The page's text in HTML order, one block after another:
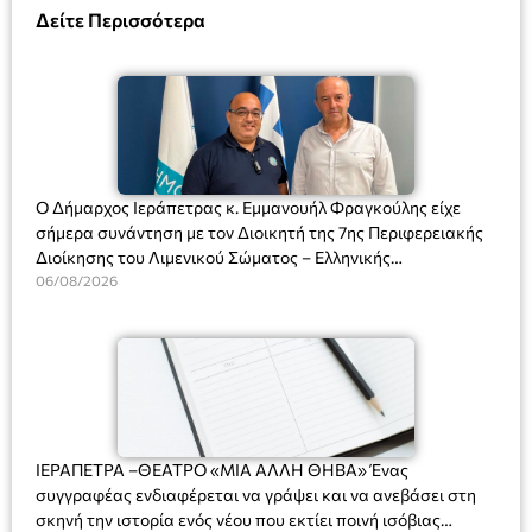
Δείτε Περισσότερα
Ο Δήμαρχος Ιεράπετρας κ. Εμμανουήλ Φραγκούλης είχε
σήμερα συνάντηση με τον Διοικητή της 7ης Περιφερειακής
Διοίκησης του Λιμενικού Σώματος – Ελληνικής
Ακτοφυλακής (Λ.Σ.-ΕΛ.ΑΚΤ.), Αρχιπλοίαρχο Λ.Σ. κ. Ιωάννη
06/08/2026
ΙΕΡΑΠΕΤΡΑ –ΘΕΑΤΡΟ «ΜΙΑ ΑΛΛΗ ΘΗΒΑ» Ένας
συγγραφέας ενδιαφέρεται να γράψει και να ανεβάσει στη
σκηνή την ιστορία ενός νέου που εκτίει ποινή ισόβιας